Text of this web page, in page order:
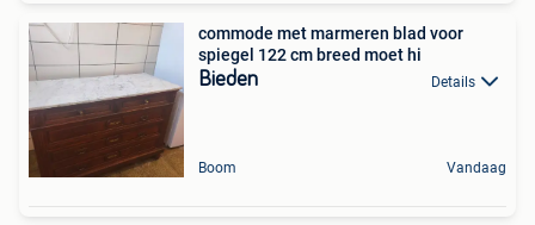
commode met marmeren blad voor
spiegel 122 cm breed moet hi
Bieden Details
Boom Vandaag